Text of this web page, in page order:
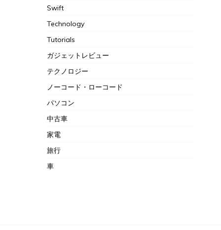
Swift
Technology
Tutorials
ガジェットレビュー
テクノロジー
ノーコード・ローコード
パソコン
中古車
家電
旅行
車